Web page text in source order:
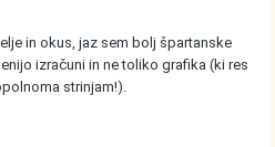
in okus, jaz sem bolj špartanske
izračuni in ne toliko grafika (ki res
strinjam!).